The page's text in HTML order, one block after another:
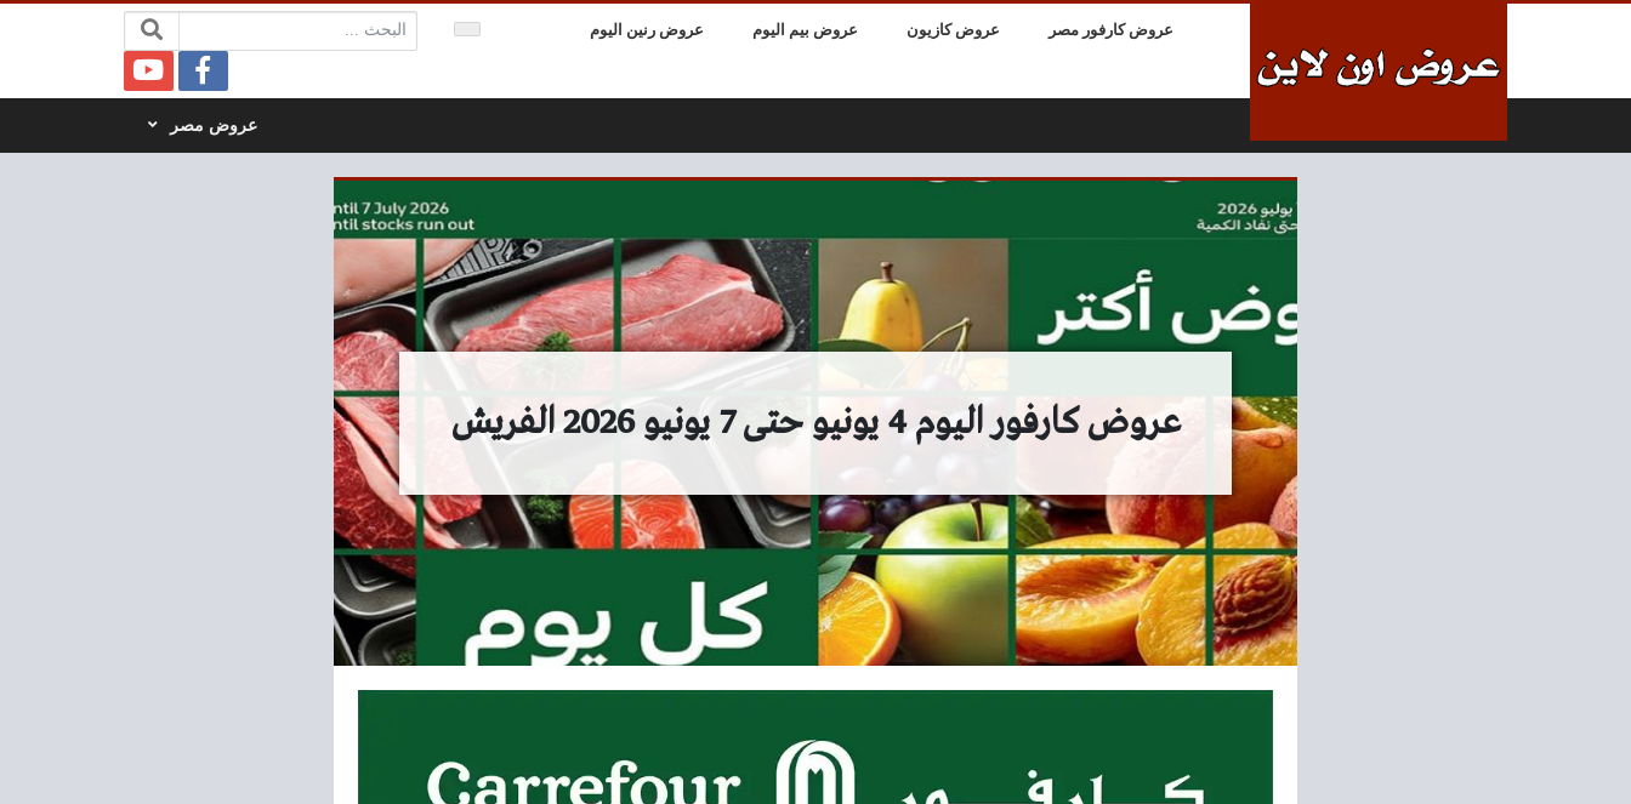
عروض كارفور مصر عروض كازيون عروض بيم اليوم عروض رنين اليوم البحث:
عروض مصر
عروض كارفور اليوم 4 يونيو حتى 7 يونيو 2026 الفريش